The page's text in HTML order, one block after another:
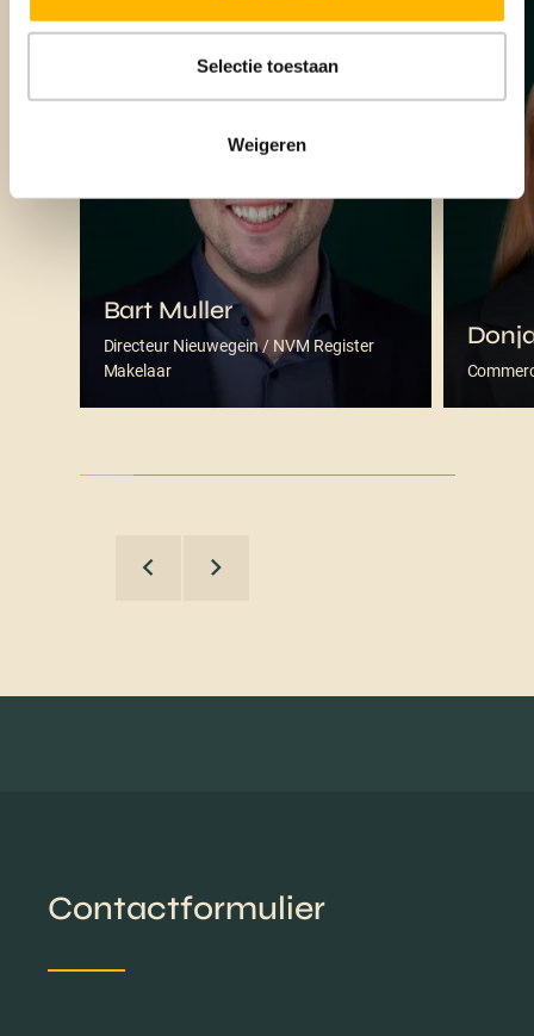
Selectie toestaan
Weigeren
Bart Muller
Directeur Nieuwegein / NVM Register
Makelaar
Contactformulier